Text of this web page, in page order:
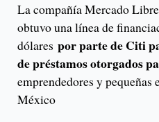
La compañía Mercado
obtuvo una línea de
dólares por parte de Citi
de préstamos otorgados
emprendedores y pequeñas
México